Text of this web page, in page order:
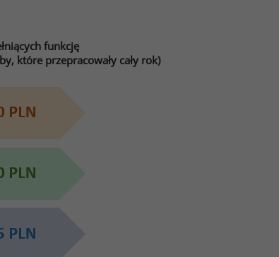
funkcję
które przepracowały cały rok)